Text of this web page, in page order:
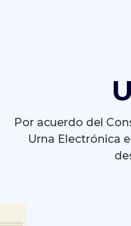
Por acuerdo del
Urna Electrónica